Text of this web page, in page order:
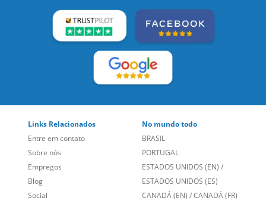
Sobre nós
Empregos
Blog
Social
Site Corporativo
Sugestões
PORTUGAL
ESTADOS UNIDOS (EN)
ESTADOS UNIDOS (ES)
CANADÁ (EN)/CANADÁ (FR)
REINO UNIDO E IRLANDA
AUSTRÁLIA E NOVA